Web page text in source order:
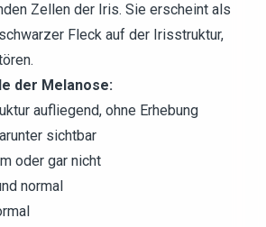
Zellen der Iris. Sie erscheint als
Fleck auf der Irisstruktur,
der Melanose:
aufliegend, ohne Erhebung
sichtbar
oder gar nicht
normal